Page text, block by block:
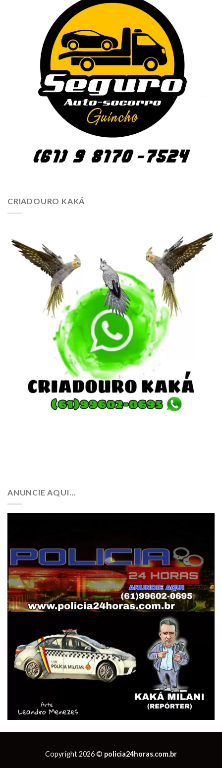
CRIADOURO KAKÁ
ANUNCIE AQUI…
Copyright 2026 © policia24horas.com.br